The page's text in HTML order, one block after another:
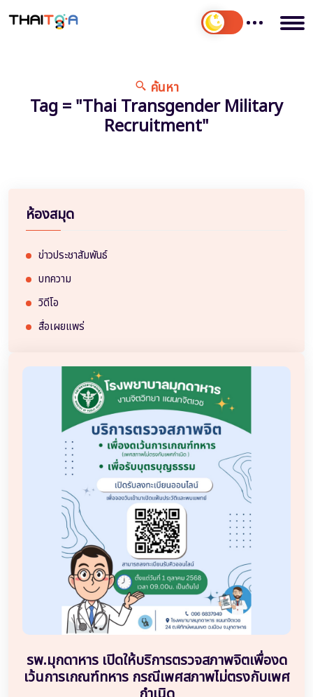
ค้นหา
Tag = "Thai Transgender Military
Recruitment"
ห้องสมุด
ข่าวประชาสัมพันธ์
บทความ
วิดีโอ
สื่อเผยแพร่
รพ.มุกดาหาร เปิดให้บริการตรวจสภาพจิตเพื่องด
เว้นการเกณฑ์ทหาร กรณีเพศสภาพไม่ตรงกับเพศ